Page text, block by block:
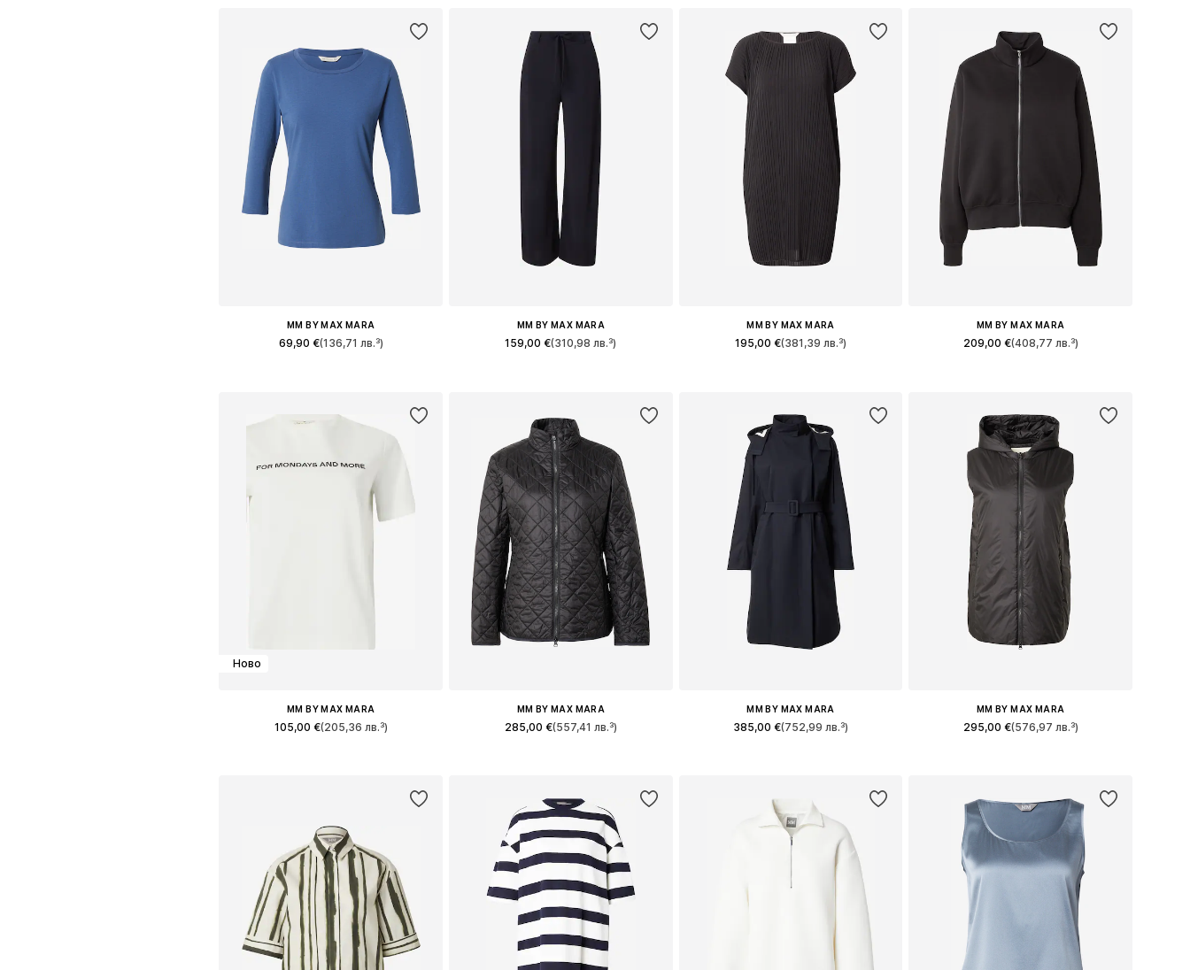
MM BY MAX MARA
69,90 €(136,71 лв.³)
MM BY MAX MARA
159,00 €(310,98 лв.³)
MM BY MAX MARA
195,00 €(381,39 лв.³)
MM BY MAX MARA
209,00 €(408,77 лв.³)
Ново
MM BY MAX MARA
105,00 €(205,36 лв.³)
MM BY MAX MARA
285,00 €(557,41 лв.³)
MM BY MAX MARA
385,00 €(752,99 лв.³)
MM BY MAX MARA
295,00 €(576,97 лв.³)